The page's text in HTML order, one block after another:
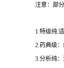
注意：部
1.特级纯:
2.药典级：
3.分析纯